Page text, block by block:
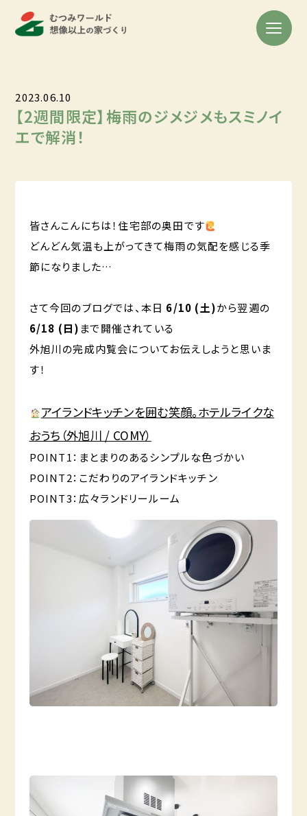
2023.06.10
【2週間限定】梅雨のジメジメもスミノイ
エで解消！
皆さんこんにちは！住宅部の奥田です
どんどん気温も上がってきて梅雨の気配を感じる季
節になりました…
さて今回のブログでは、本日 6/10 (土)から翌週の
6/18 (日) まで開催されている
外旭川の完成内覧会についてお伝えしようと思いま
す！
アイランドキッチンを囲む笑顔。ホテルライクな
おうち（外旭川 / COMY）
POINT1： まとまりのあるシンプルな色づかい
POINT2：こだわりのアイランドキッチン
POINT3：広々ランドリールーム